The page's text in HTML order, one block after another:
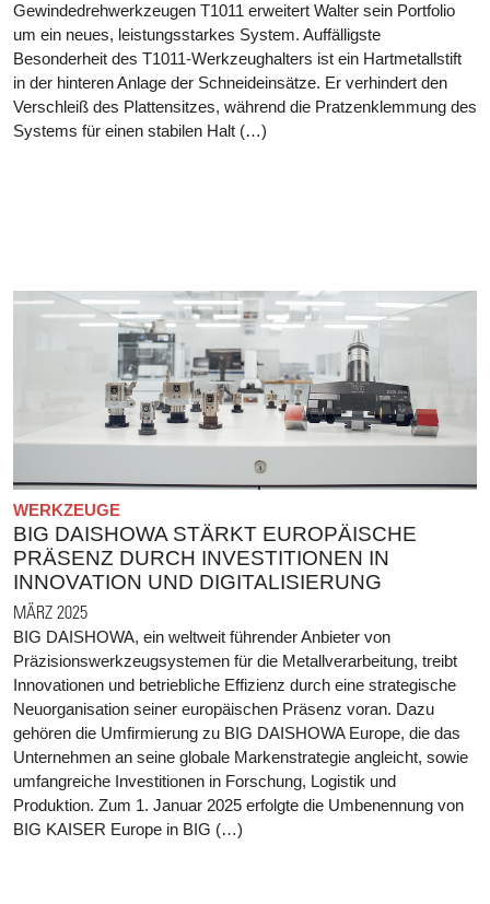
Gewindedrehwerkzeugen T1011 erweitert Walter sein Portfolio
um ein neues, leistungsstarkes System. Auffälligste
Besonderheit des T1011-Werkzeughalters ist ein Hartmetallstift
in der hinteren Anlage der Schneideinsätze. Er verhindert den
Verschleiß des Plattensitzes, während die Pratzenklemmung des
Systems für einen stabilen Halt (…)
WERKZEUGE
BIG DAISHOWA STÄRKT EUROPÄISCHE
PRÄSENZ DURCH INVESTITIONEN IN
INNOVATION UND DIGITALISIERUNG
MÄRZ 2025
BIG DAISHOWA, ein weltweit führender Anbieter von
Präzisionswerkzeugsystemen für die Metallverarbeitung, treibt
Innovationen und betriebliche Effizienz durch eine strategische
Neuorganisation seiner europäischen Präsenz voran. Dazu
gehören die Umfirmierung zu BIG DAISHOWA Europe, die das
Unternehmen an seine globale Markenstrategie angleicht, sowie
umfangreiche Investitionen in Forschung, Logistik und
Produktion. Zum 1. Januar 2025 erfolgte die Umbenennung von
BIG KAISER Europe in BIG (…)